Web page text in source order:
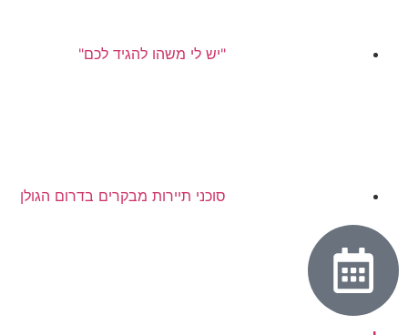
"יש לי משהו להגיד לכם"
סוכני תיירות מבקרים בדרום הגולן